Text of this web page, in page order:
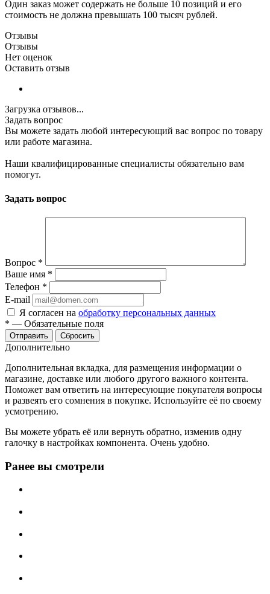
Один заказ может содержать не больше 10 позиций и его
стоимость не должна превышать 100 тысяч рублей.
Отзывы
Отзывы
Нет оценок
Оставить отзыв
Загрузка отзывов...
Задать вопрос
Вы можете задать любой интересующий вас вопрос по товару
или работе магазина.
Наши квалифицированные специалисты обязательно вам
помогут.
Задать вопрос
Вопрос *
Ваше имя *
Телефон *
E-mail
Я согласен на обработку персональных данных
* — Обязательные поля
Отправить Сбросить
Дополнительно
Дополнительная вкладка, для размещения информации о
магазине, доставке или любого другого важного контента.
Поможет вам ответить на интересующие покупателя вопросы
и развеять его сомнения в покупке. Используйте её по своему
усмотрению.
Вы можете убрать её или вернуть обратно, изменив одну
галочку в настройках компонента. Очень удобно.
Ранее вы смотрели